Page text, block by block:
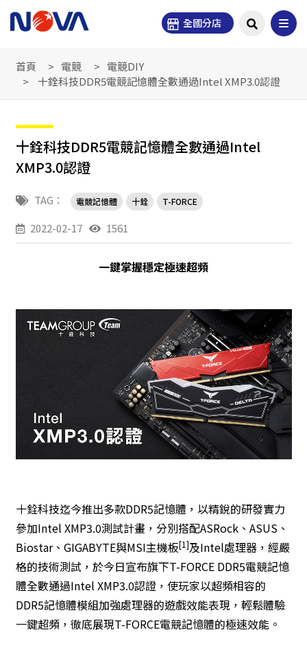
全國分店
首頁 電競
電競DIY
十銓科技DDR5電競記憶體全數通過Intel XMP3.0認證
十銓科技DDR5電競記憶體全數通過Intel
XMP3.0認證
TAG： 電競記憶體 十銓 T-FORCE
2022-02-17 1561
一鍵掌握穩定極速超頻
十銓科技迄今推出多款DDR5記憶體，以精銳的研發實力
參加Intel XMP3.0測試計畫，分別搭配ASRock、ASUS、
Biostar、GIGABYTE與MSI主機板[1]及Intel處理器，經嚴
格的技術測試，於今日宣布旗下T-FORCE DDR5電競記憶
體全數通過Intel XMP3.0認證，使玩家以超頻相容的
DDR5記憶體模組加強處理器的遊戲效能表現，輕鬆體驗
一鍵超頻，徹底展現T-FORCE電競記憶體的極速效能。